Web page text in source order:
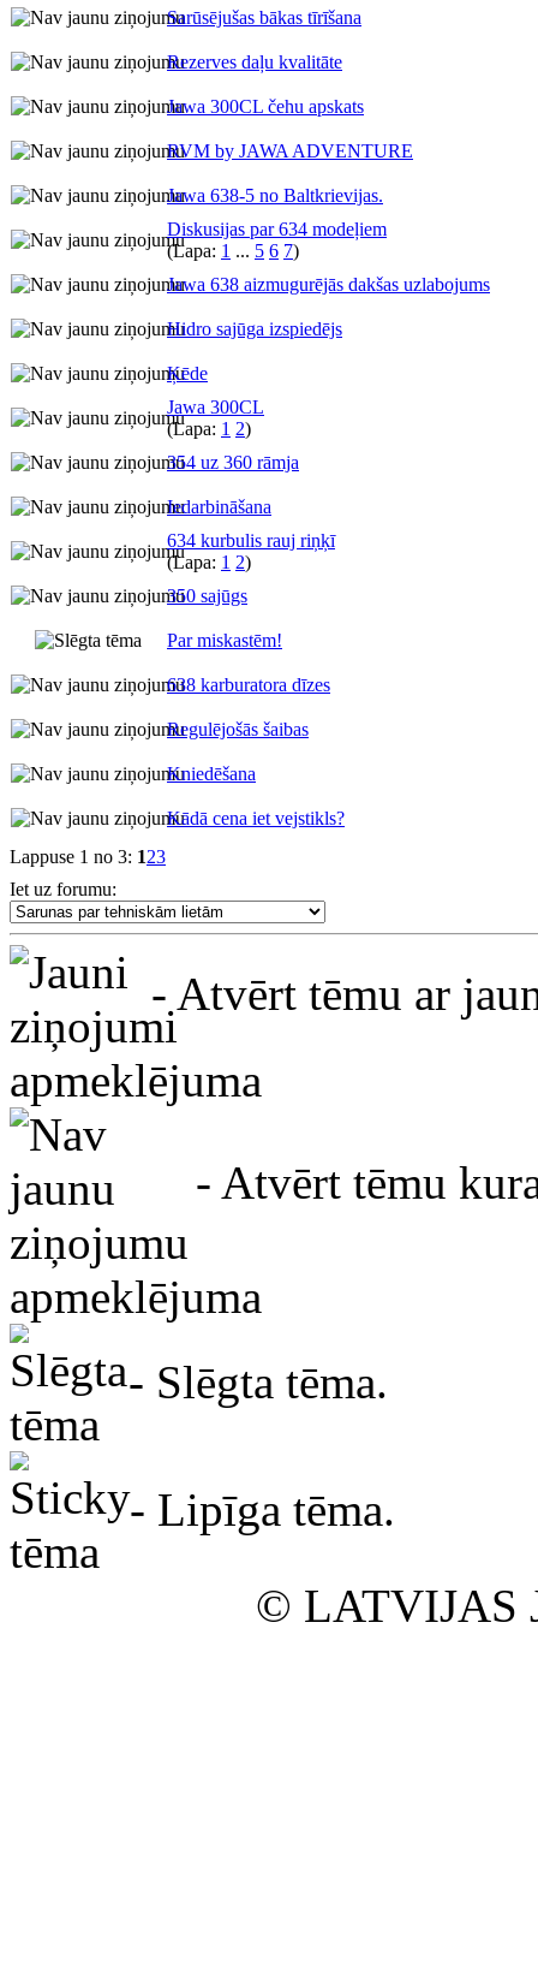
Sarūsējušas bākas tīrīšana
Rezerves daļu kvalitāte
Jawa 300CL čehu apskats
RVM by JAWA ADVENTURE
Jawa 638-5 no Baltkrievijas.
Diskusijas par 634 modeļiem
(Lapa: 1 ... 5 6 7)
Jawa 638 aizmugurējās dakšas uzlabojums
Hidro sajūga izspiedējs
Ķēde
Jawa 300CL
(Lapa: 1 2)
354 uz 360 rāmja
Iedarbināšana
634 kurbulis rauj riņķī
(Lapa: 1 2)
350 sajūgs
Par miskastēm!
638 karburatora dīzes
Regulējošās šaibas
Kniedēšana
Kādā cena iet vejstikls?
Lappuse 1 no 3: 123
Iet uz forumu:
- Atvērt tēmu ar
apmeklējuma
- Atvērt tēmu
apmeklējuma
- Slēgta tēma.
- Lipīga tēma.
© LATVIJAS